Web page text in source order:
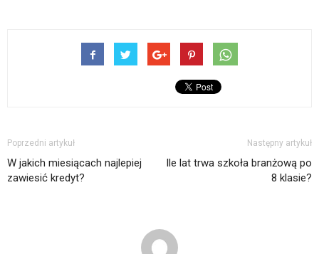
Poprzedni artykuł
W jakich miesiącach najlepiej
zawiesić kredyt?
Następny artykuł
Ile lat trwa szkoła branżową po
8 klasie?